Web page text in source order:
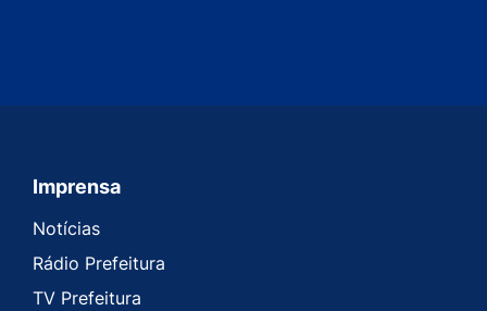
Seção do Rodapé e Contato
Imprensa
Notícias
Rádio Prefeitura
TV Prefeitura